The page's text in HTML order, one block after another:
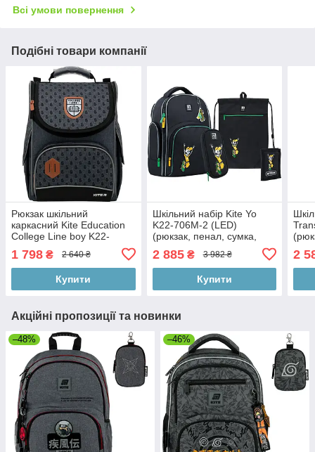
Всі умови повернення
Подібні товари компанії
Рюкзак шкільний
каркасний Kite Education
College Line boy K22-
501S-5 954 г 35х25х13 см
сірий
1 798 ₴ 2 640 ₴
Купити
Шкільний набір Kite Yo
K22-706M-2 (LED)
(рюкзак, пенал, сумка,
2 885₴ 3 982 ₴
Купити
2
Акційні пропозиції та новинки
–48% –46%